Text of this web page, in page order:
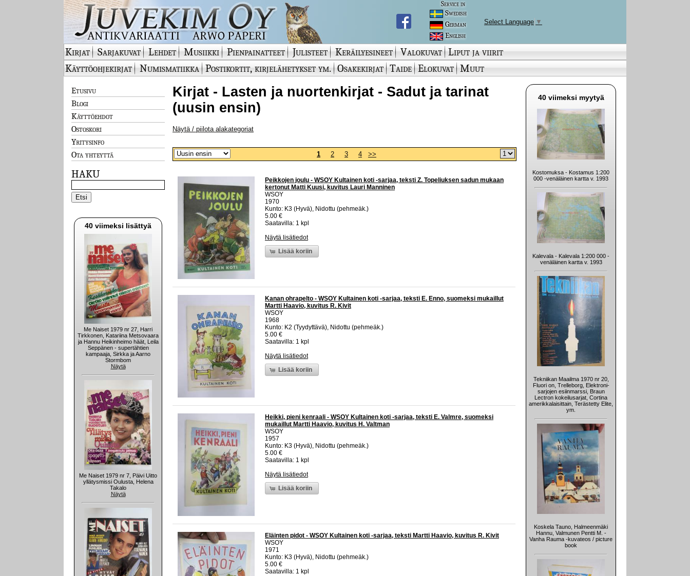
Service in
Swedish
German
English
Select Language ▼
Kirjat Sarjakuvat Lehdet Musiikki Pienpainatteet Julisteet Keräilyesineet Valokuvat Liput ja viirit
Käyttöohjekirjat
Numismatiikka Postikortit, kirjelähetykset ym. Osakekirjat Taide Elokuvat Muut
Etusivu
Blogi
Käyttöehdot
Ostoskori
Yritysinfo
Ota yhteyttä
HAKU
40 viimeksi lisättyä
Me Naiset 1979 nr 27, Harri
Tirkkonen, Katariina Metsovaara
ja Hannu Heikinheimo häät, Leila
Seppänen - supertähtien
kampaaja, Sirkka ja Aarno
Stormbom
Näytä
Me Naiset 1979 nr 7, Päivi Uitto
yllätysmissi Oulusta, Helena
Takalo
Näytä
Kirjat - Lasten ja nuortenkirjat - Sadut ja tarinat
(uusin ensin)
Näytä / piilota alakategoriat
1 2 3 4 >>
Peikkojen joulu - WSOY Kultainen koti -sarjaa, teksti Z. Topeliuksen sadun mukaan
kertonut Matti Kuusi, kuvitus Lauri Manninen
WSOY
1970
Kunto: K3 (Hyvä), Nidottu (pehmeäk.)
5.00 €
Saatavilla: 1 kpl
Näytä lisätiedot
Lisää koriin
Kanan ohrapelto - WSOY Kultainen koti -sarjaa, teksti E. Enno, suomeksi mukaillut
Martti Haavio, kuvitus R. Kivit
WSOY
1968
Kunto: K2 (Tyydyttävä), Nidottu (pehmeäk.)
5.00 €
Saatavilla: 1 kpl
Näytä lisätiedot
Lisää koriin
Heikki, pieni kenraali - WSOY Kultainen koti -sarjaa, teksti E. Valmre, suomeksi
mukaillut Martti Haavio, kuvitus H. Valtman
WSOY
1957
Kunto: K3 (Hyvä), Nidottu (pehmeäk.)
5.00 €
Saatavilla: 1 kpl
Näytä lisätiedot
Lisää koriin
Eläinten pidot - WSOY Kultainen koti -sarjaa, teksti Martti Haavio, kuvitus R. Kivit
WSOY
1971
Kunto: K3 (Hyvä), Nidottu (pehmeäk.)
5.00 €
Saatavilla: 1 kpl
40 viimeksi myytyä
Kostomuksa - Kostamus 1:200
000 -venäläinen kartta v. 1993
Kalevala - Kalevala 1:200 000 -
venäläinen kartta v. 1993
Tekniikan Maailma 1970 nr 20,
Fluori on, Trelleborg, Elektroni-
sarjojen esiinmarssi, Braun
Lectron kokeilusarjat, Cortina
amerikkalaisittain, Terästetty Elite,
ym.
Koskela Tauno, Halmeenmäki
Hannu, Valmunen Pentti M. -
Vanha Rauma -kuvateos / picture
book